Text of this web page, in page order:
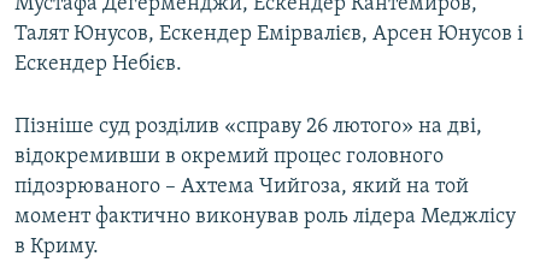
Мустафа Дегерменджи, Ескендер Кантемиров,
Талят Юнусов, Ескендер Емірвалієв, Арсен Юнусов і
Ескендер Небієв.
Пізніше суд розділив «справу 26 лютого» на дві,
відокремивши в окремий процес головного
підозрюваного – Ахтема Чийгоза, який на той
момент фактично виконував роль лідера Меджлісу
в Криму.